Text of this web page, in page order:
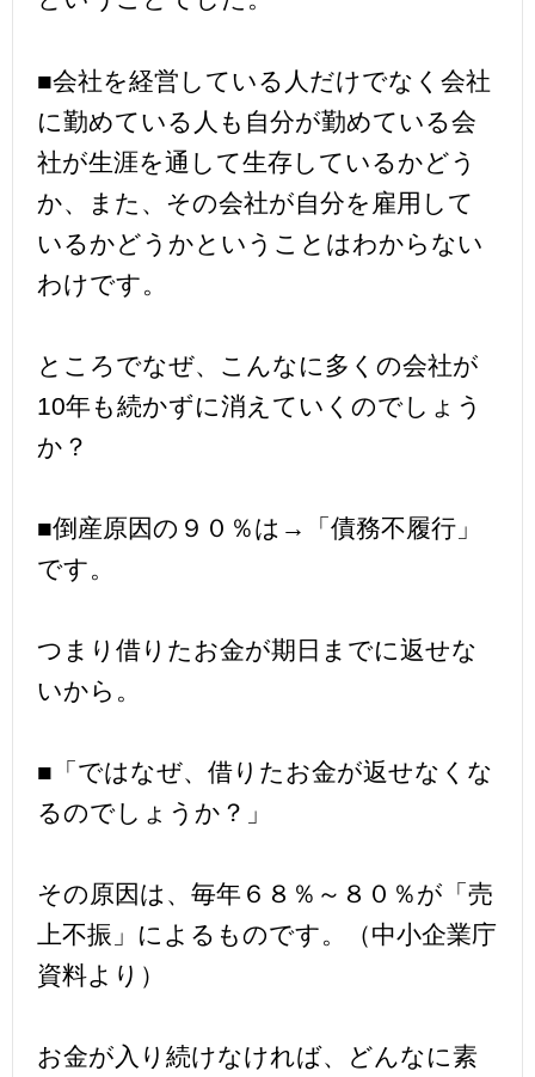
■会社を経営している人だけでなく会社
に勤めている人も自分が勤めている会
社が生涯を通して生存しているかどう
か、また、その会社が自分を雇用して
いるかどうかということはわからない
わけです。
ところでなぜ、こんなに多くの会社が
10年も続かずに消えていくのでしょう
か？
■倒産原因の９０％は→「債務不履行」
です。
つまり借りたお金が期日までに返せな
いから。
■「ではなぜ、借りたお金が返せなくな
るのでしょうか？」
その原因は、毎年６８％～８０％が「売
上不振」によるものです。（中小企業庁
資料より）
お金が入り続けなければ、どんなに素